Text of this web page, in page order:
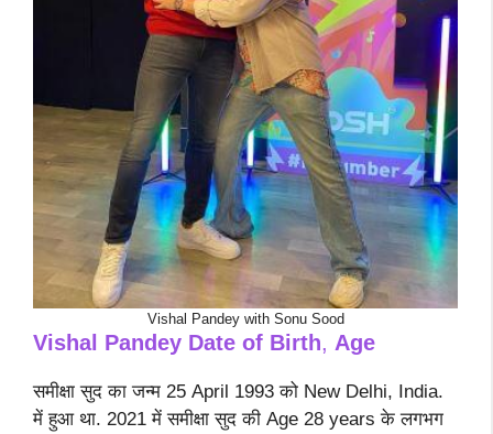
Vishal Pandey with Sonu Sood
Vishal Pandey Date of Birth, Age
समीक्षा सुद का जन्म 25 April 1993 को New Delhi, India.
में हुआ था. 2021 में समीक्षा सुद की Age 28 years के लगभग